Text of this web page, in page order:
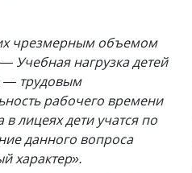
чрезмерным объемом
— Учебная нагрузка детей
— трудовым
рабочего времени
лицеях дети учатся по
данного вопроса
характер».